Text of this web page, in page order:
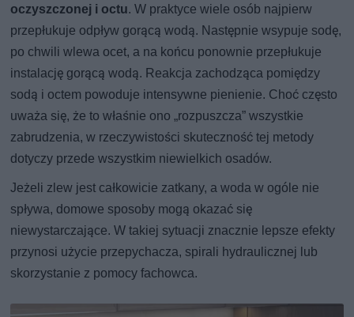
oczyszczonej i octu. W praktyce wiele osób najpierw
przepłukuje odpływ gorącą wodą. Następnie wsypuje sodę,
po chwili wlewa ocet, a na końcu ponownie przepłukuje
instalację gorącą wodą. Reakcja zachodząca pomiędzy
sodą i octem powoduje intensywne pienienie. Choć często
uważa się, że to właśnie ono „rozpuszcza” wszystkie
zabrudzenia, w rzeczywistości skuteczność tej metody
dotyczy przede wszystkim niewielkich osadów.
Jeżeli zlew jest całkowicie zatkany, a woda w ogóle nie
spływa, domowe sposoby mogą okazać się
niewystarczające. W takiej sytuacji znacznie lepsze efekty
przynosi użycie przepychacza, spirali hydraulicznej lub
skorzystanie z pomocy fachowca.